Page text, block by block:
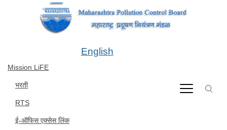
Mission LiFE
भरती
RTS
ई-ऑफिस एक्सेस लिंक
English